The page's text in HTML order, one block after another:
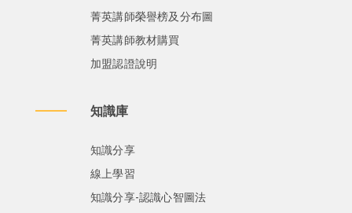
菁英講師榮譽榜及分布圖
菁英講師教材購買
加盟認證說明
知識庫
知識分享
線上學習
知識分享-認識心智圖法